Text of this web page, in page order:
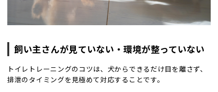
飼い主さんが見ていない・環境が整っていない
トイレトレーニングのコツは、犬からできるだけ目を離さず、
排泄のタイミングを見極めて対応することです。